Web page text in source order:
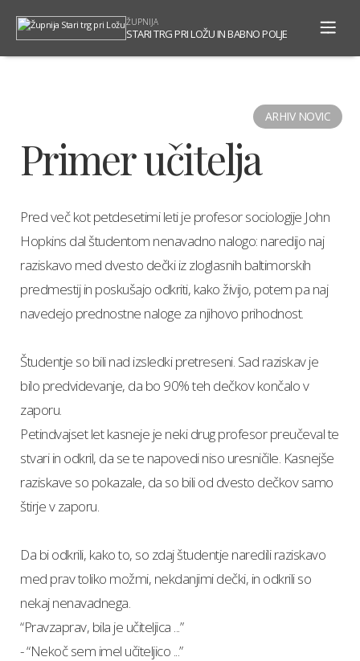
ŽUPNIJA
STARI TRG PRI LOŽU IN BABNO POLJE
ARHIV NOVIC
Primer učitelja
Pred več kot petdesetimi leti je profesor sociologije John
Hopkins dal študentom nenavadno nalogo: naredijo naj
raziskavo med dvesto dečki iz zloglasnih baltimorskih
predmestij in poskušajo odkriti, kako živijo, potem pa naj
navedejo prednostne naloge za njihovo prihodnost.
Študentje so bili nad izsledki pretreseni. Sad raziskav je
bilo predvidevanje, da bo 90% teh dečkov končalo v
zaporu.
Petindvajset let kasneje je neki drug profesor preučeval te
stvari in odkril, da se te napovedi niso uresničile. Kasnejše
raziskave so pokazale, da so bili od dvesto dečkov samo
štirje v zaporu.
Da bi odkrili, kako to, so zdaj študentje naredili raziskavo
med prav toliko možmi, nekdanjimi dečki, in odkrili so
nekaj nenavadnega.
“Pravzaprav, bila je učiteljica ...”
- “Nekoč sem imel učiteljico ...”